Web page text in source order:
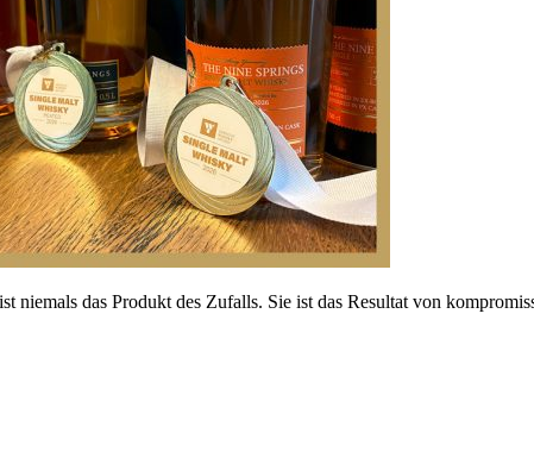
das Produkt des Zufalls. Sie ist das Resultat von